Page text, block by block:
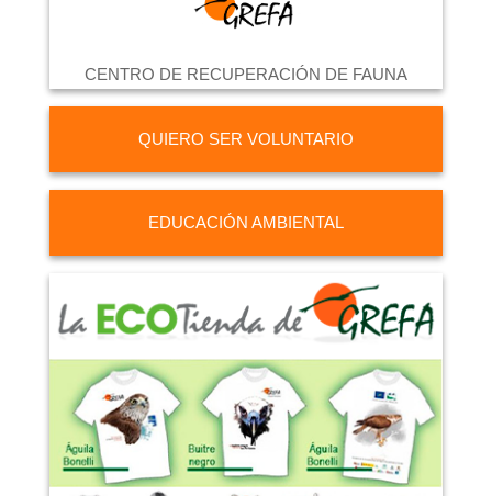
CENTRO DE RECUPERACIÓN DE FAUNA
QUIERO SER VOLUNTARIO
EDUCACIÓN AMBIENTAL